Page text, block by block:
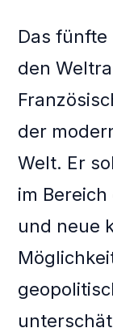
Das
den
der
Welt. Er
im
und neue